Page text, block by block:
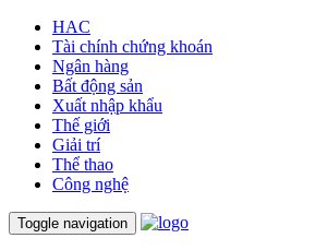
HAC
Tài chính chứng khoán
Ngân hàng
Bất động sản
Xuất nhập khẩu
Thế giới
Giải trí
Thể thao
Công nghệ
Toggle navigation